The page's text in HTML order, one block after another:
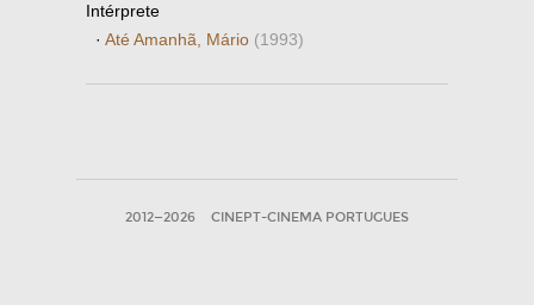
Intérprete
· Até Amanhã, Mário (1993)
2012—2026 CINEPT-CINEMA PORTUGUES